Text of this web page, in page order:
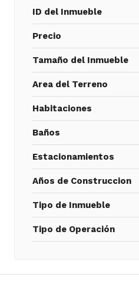
ID del Inmueble
Precio
Tamaño del Inmueble
Area del Terreno
Habitaciones
Baños
Estacionamientos
Años de Construccion
Tipo de Inmueble
Tipo de Operación